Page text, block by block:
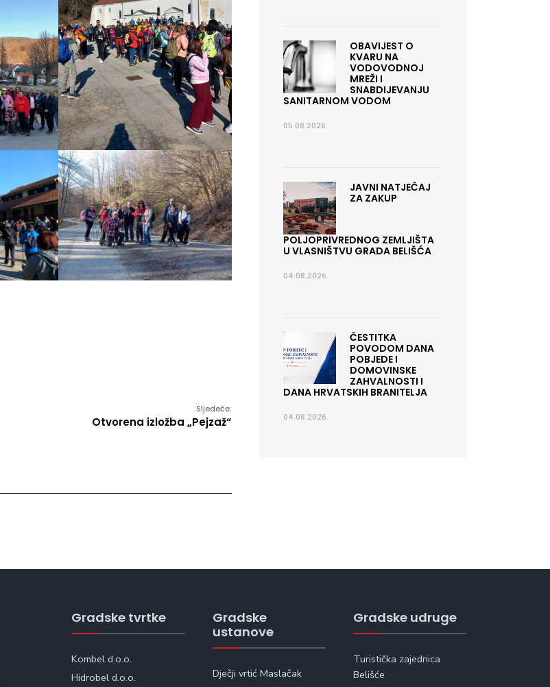
Sljedeće:
Otvorena izložba „Pejzaž“
OBAVIJEST O
KVARU NA
VODOVODNOJ
MREŽI I
SNABDIJEVANJU
SANITARNOM VODOM
05.08.2026.
JAVNI NATJEČAJ
ZA ZAKUP
POLJOPRIVREDNOG ZEMLJIŠTA
U VLASNIŠTVU GRADA BELIŠĆA
04.08.2026.
ČESTITKA
POVODOM DANA
POBJEDE I
DOMOVINSKE
ZAHVALNOSTI I
DANA HRVATSKIH BRANITELJA
04.08.2026.
Gradske tvrtke
Kombel d.o.o.
Hidrobel d.o.o.
Gradske
ustanove
Dječji vrtić Maslačak
Gradske udruge
Turistička zajednica
Belišće